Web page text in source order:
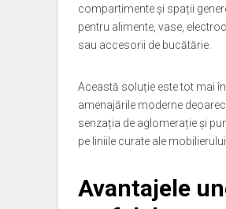
compartimente și spații
pentru alimente, vase,
sau accesorii de bucătărie.
Această soluție este tot mai
amenajările moderne
senzația de aglomerație și
pe liniile curate ale mobilierului.
Avantajele